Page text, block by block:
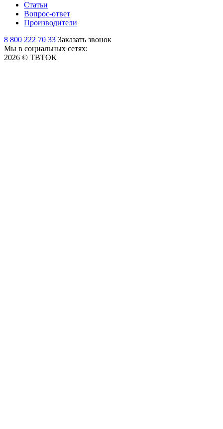
Статьи
Вопрос-ответ
Производители
8 800 222 70 33 Заказать звонок
Мы в социальных сетях:
2026 © ТВТОК